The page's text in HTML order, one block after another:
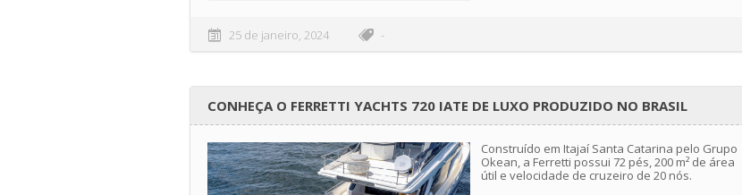
25 de janeiro, 2024 -
CONHEÇA O FERRETTI YACHTS 720 IATE DE LUXO PRODUZIDO NO BRASIL
Construído em Itajaí Santa Catarina pelo Grupo
Okean, a Ferretti possui 72 pés, 200 m² de área
útil e velocidade de cruzeiro de 20 nós.